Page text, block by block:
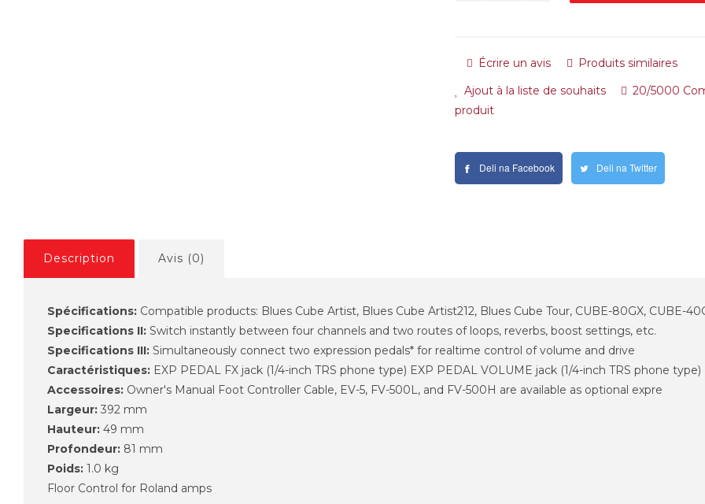
Écrire un avis
Produits similaires
Ajout à la liste de souhaits
20/5000
produit
Deli na Facebook Deli na Twitter
Description Avis (0)
Spécifications: Compatible products: Blues Cube Artist, Blues Cube Artist212, Blues Cube Tour, CUBE-80GX, CUBE-
Specifications II: Switch instantly between four channels and two routes of loops, reverbs, boost settings, etc.
Specifications III: Simultaneously connect two expression pedals* for realtime control of volume and drive
Caractéristiques: EXP PEDAL FX jack (1/4-inch TRS phone type) EXP PEDAL VOLUME jack (1/4-inch TRS phone type)
Accessoires: Owner's Manual Foot Controller Cable, EV-5, FV-500L, and FV-500H are available as optional expre
Largeur: 392 mm
Hauteur: 49 mm
Profondeur: 81 mm
Poids: 1.0 kg
Floor Control for Roland amps